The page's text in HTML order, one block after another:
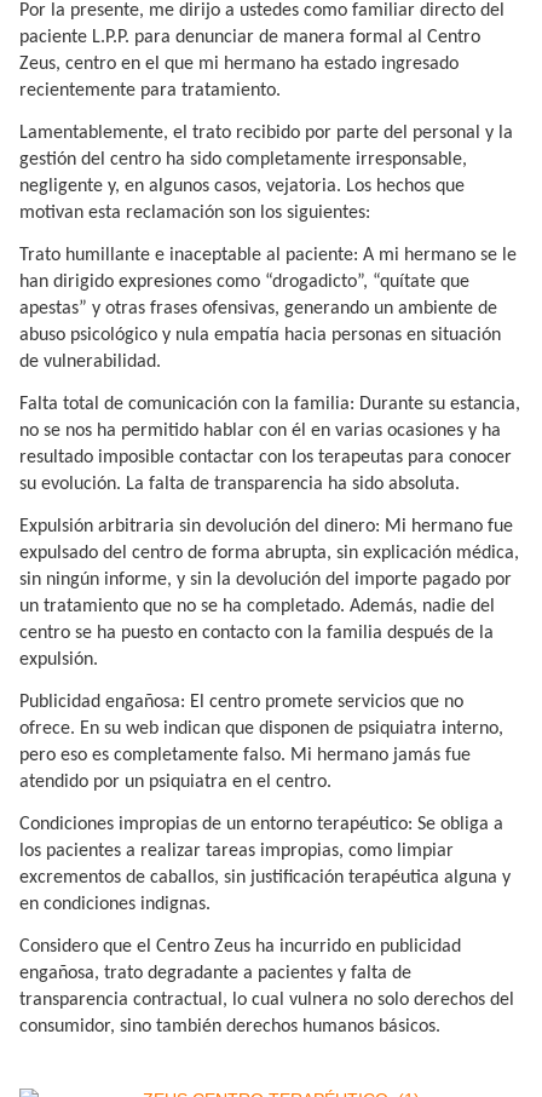
Por la presente, me dirijo a ustedes como familiar directo del
paciente L.P.P. para denunciar de manera formal al Centro
Zeus, centro en el que mi hermano ha estado ingresado
recientemente para tratamiento.
Lamentablemente, el trato recibido por parte del personal y la
gestión del centro ha sido completamente irresponsable,
negligente y, en algunos casos, vejatoria. Los hechos que
motivan esta reclamación son los siguientes:
Trato humillante e inaceptable al paciente: A mi hermano se le
han dirigido expresiones como “drogadicto”, “quítate que
apestas” y otras frases ofensivas, generando un ambiente de
abuso psicológico y nula empatía hacia personas en situación
de vulnerabilidad.
Falta total de comunicación con la familia: Durante su estancia,
no se nos ha permitido hablar con él en varias ocasiones y ha
resultado imposible contactar con los terapeutas para conocer
su evolución. La falta de transparencia ha sido absoluta.
Expulsión arbitraria sin devolución del dinero: Mi hermano fue
expulsado del centro de forma abrupta, sin explicación médica,
sin ningún informe, y sin la devolución del importe pagado por
un tratamiento que no se ha completado. Además, nadie del
centro se ha puesto en contacto con la familia después de la
expulsión.
Publicidad engañosa: El centro promete servicios que no
ofrece. En su web indican que disponen de psiquiatra interno,
pero eso es completamente falso. Mi hermano jamás fue
atendido por un psiquiatra en el centro.
Condiciones impropias de un entorno terapéutico: Se obliga a
los pacientes a realizar tareas impropias, como limpiar
excrementos de caballos, sin justificación terapéutica alguna y
en condiciones indignas.
Considero que el Centro Zeus ha incurrido en publicidad
engañosa, trato degradante a pacientes y falta de
transparencia contractual, lo cual vulnera no solo derechos del
consumidor, sino también derechos humanos básicos.